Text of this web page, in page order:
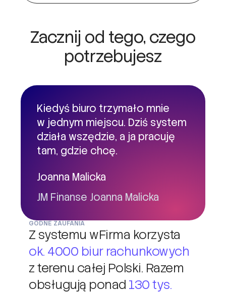
Zacznij od tego, czego
potrzebujesz
Kiedyś biuro trzymało mnie
w jednym miejscu. Dziś system
działa wszędzie, a ja pracuję
tam, gdzie chcę.
Joanna Malicka
JM Finanse Joanna Malicka
GODNE ZAUFANIA
Z systemu wFirma korzysta
ok. 4000 biur rachunkowych
z terenu całej Polski. Razem
obsługują ponad 130 tys.